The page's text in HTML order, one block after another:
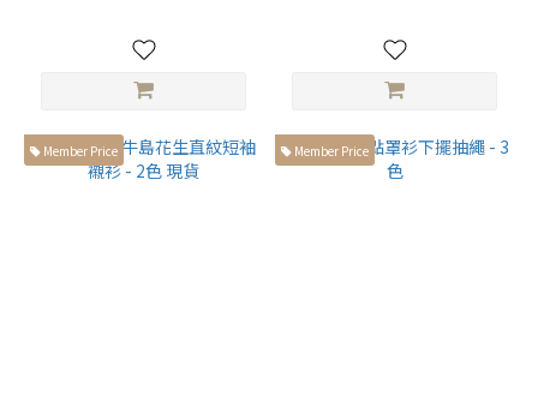
Member Price Member Price